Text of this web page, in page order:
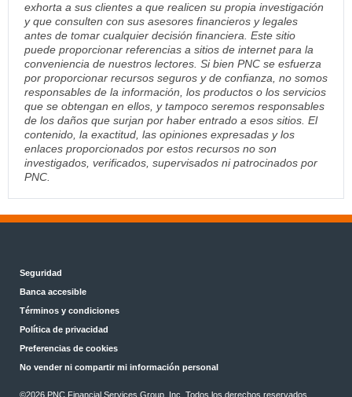
exhorta a sus clientes a que realicen su propia investigación
y que consulten con sus asesores financieros y legales
antes de tomar cualquier decisión financiera. Este sitio
puede proporcionar referencias a sitios de internet para la
conveniencia de nuestros lectores. Si bien PNC se esfuerza
por proporcionar recursos seguros y de confianza, no somos
responsables de la información, los productos o los servicios
que se obtengan en ellos, y tampoco seremos responsables
de los daños que surjan por haber entrado a esos sitios. El
contenido, la exactitud, las opiniones expresadas y los
enlaces proporcionados por estos recursos no son
investigados, verificados, supervisados ni patrocinados por
PNC.
Seguridad
Banca accesible
Términos y condiciones
Política de privacidad
Preferencias de cookies
No vender ni compartir mi información personal
©2026 PNC Financial Services Group, Inc. Todos los derechos reservados.